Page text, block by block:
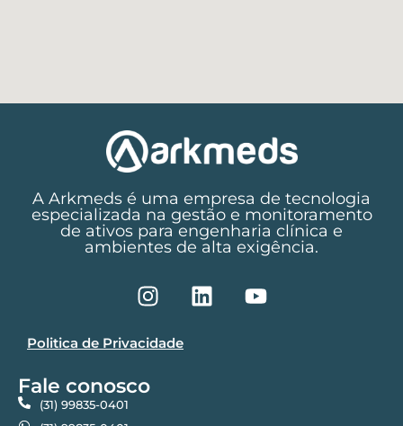
A Arkmeds é uma empresa de tecnologia
especializada na gestão e monitoramento
de ativos para engenharia clínica e
ambientes de alta exigência.
Politica de Privacidade
Fale conosco
(31) 99835-0401